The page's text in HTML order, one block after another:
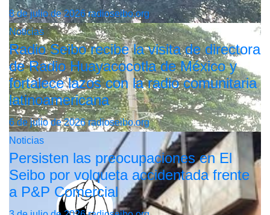
8 de julio de 2026radioseibo.org
Noticias
Radio Seibo recibe la visita de directora
de Radio Huayacocotla de México y
fortalece lazos con la radio comunitaria
latinoamericana
6 de julio de 2026radioseibo.org
Noticias
Persisten las preocupaciones en El
Seibo por volqueta accidentada frente
a P&P Comercial